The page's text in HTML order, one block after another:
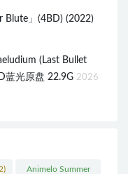
Blute」(4BD) (2022)
(Last Bullet
蓝光原盘 22.9G 2026
Animelo Summer